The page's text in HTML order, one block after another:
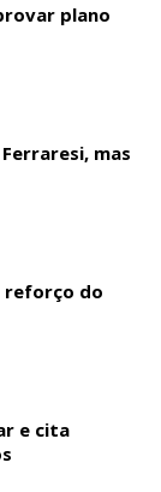
plano
mas
reforço do
e cita